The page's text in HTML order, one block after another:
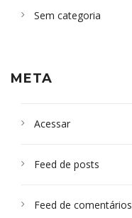
Sem categoria
META
Acessar
Feed de posts
Feed de comentários